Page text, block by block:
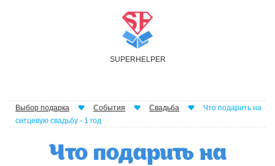
SUPER H ELPER
Выбор подарка События Свадьба
Что подарить на
ситцевую свадьбу - 1 год
Что подарить на